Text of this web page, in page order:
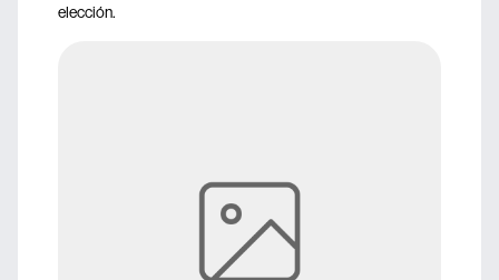
elección.